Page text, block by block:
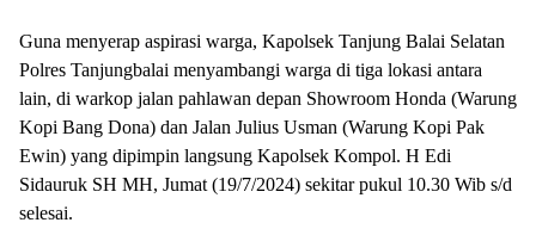
Guna menyerap aspirasi warga, Kapolsek Tanjung Balai Selatan
Polres Tanjungbalai menyambangi warga di tiga lokasi antara
lain, di warkop jalan pahlawan depan Showroom Honda (Warung
Kopi Bang Dona) dan Jalan Julius Usman (Warung Kopi Pak
Ewin) yang dipimpin langsung Kapolsek Kompol. H Edi
Sidauruk SH MH, Jumat (19/7/2024) sekitar pukul 10.30 Wib s/d
selesai.